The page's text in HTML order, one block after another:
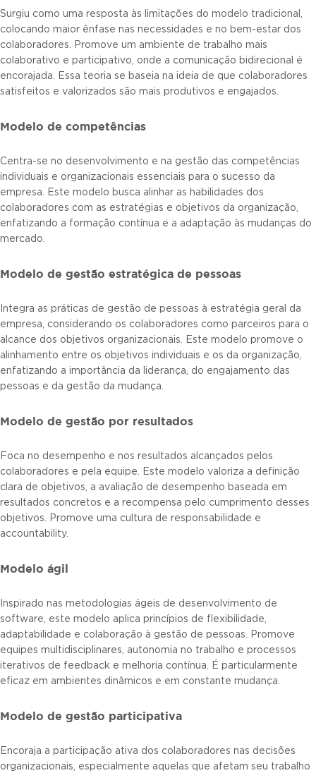
Surgiu como uma resposta às limitações do modelo tradicional,
colocando maior ênfase nas necessidades e no bem-estar dos
colaboradores. Promove um ambiente de trabalho mais
colaborativo e participativo, onde a comunicação bidirecional é
encorajada. Essa teoria se baseia na ideia de que colaboradores
satisfeitos e valorizados são mais produtivos e engajados.
Modelo de competências
Centra-se no desenvolvimento e na gestão das competências
individuais e organizacionais essenciais para o sucesso da
empresa. Este modelo busca alinhar as habilidades dos
colaboradores com as estratégias e objetivos da organização,
enfatizando a formação contínua e a adaptação às mudanças do
mercado.
Modelo de gestão estratégica de pessoas
Integra as práticas de gestão de pessoas à estratégia geral da
empresa, considerando os colaboradores como parceiros para o
alcance dos objetivos organizacionais. Este modelo promove o
alinhamento entre os objetivos individuais e os da organização,
enfatizando a importância da liderança, do engajamento das
pessoas e da gestão da mudança.
Modelo de gestão por resultados
Foca no desempenho e nos resultados alcançados pelos
colaboradores e pela equipe. Este modelo valoriza a definição
clara de objetivos, a avaliação de desempenho baseada em
resultados concretos e a recompensa pelo cumprimento desses
objetivos. Promove uma cultura de responsabilidade e
accountability.
Modelo ágil
Inspirado nas metodologias ágeis de desenvolvimento de
software, este modelo aplica princípios de flexibilidade,
adaptabilidade e colaboração à gestão de pessoas. Promove
equipes multidisciplinares, autonomia no trabalho e processos
iterativos de feedback e melhoria contínua. É particularmente
eficaz em ambientes dinâmicos e em constante mudança.
Modelo de gestão participativa
Encoraja a participação ativa dos colaboradores nas decisões
organizacionais, especialmente aquelas que afetam seu trabalho